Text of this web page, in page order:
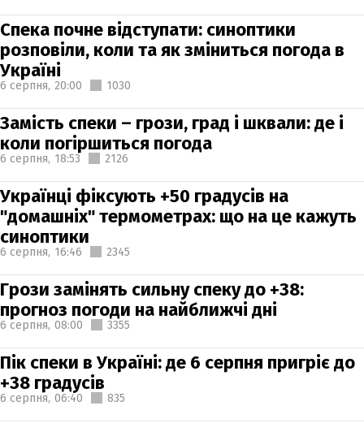
Спека почне відступати: синоптики
розповіли, коли та як зміниться погода в
Україні
6 серпня, 20:00 1030
Замість спеки – грози, град і шквали: де і
коли погіршиться погода
6 серпня, 18:53 2126
Українці фіксують +50 градусів на
"домашніх" термометрах: що на це кажуть
синоптики
6 серпня, 16:46 2345
Грози замінять сильну спеку до +38:
прогноз погоди на найближчі дні
6 серпня, 08:00 3355
Пік спеки в Україні: де 6 серпня пригріє до
+38 градусів
6 серпня, 06:40 835